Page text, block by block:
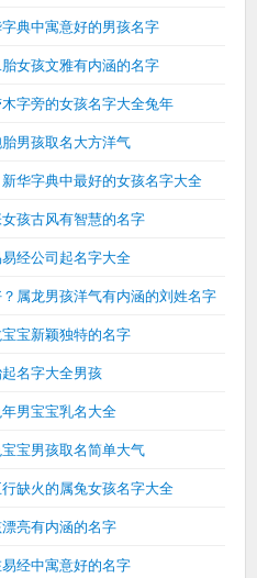
典中寓意好的男孩名字
女孩文雅有内涵的名字
字旁的女孩名字大全兔年
男孩取名大方洋气
华字典中最好的女孩名字大全
孩古风有智慧的名字
经公司起名字大全
属龙男孩洋气有内涵的刘姓名字
宝新颖独特的名字
名字大全男孩
男宝宝乳名大全
宝男孩取名简单大气
缺火的属兔女孩名字大全
亮有内涵的名字
经中寓意好的名字